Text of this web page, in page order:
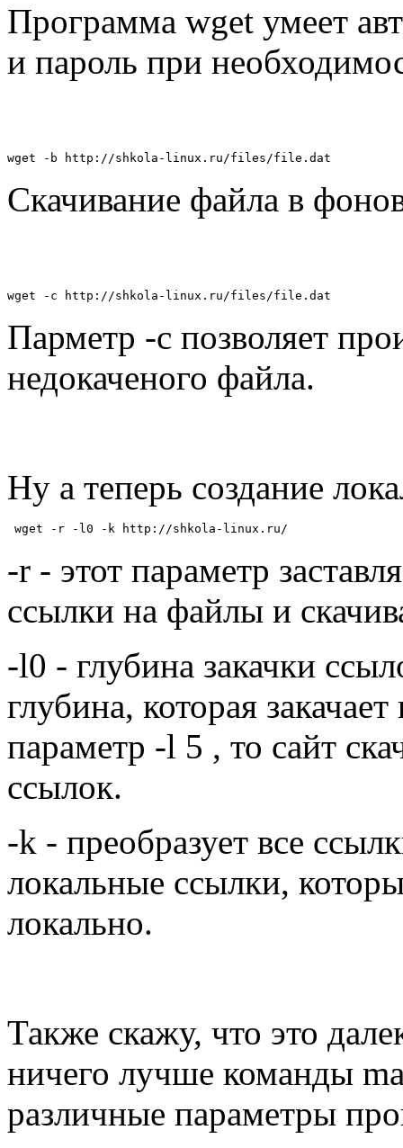
Программа wget умеет
и пароль при
wget -b http://shkola-linux.ru/files/file.dat
Скачивание файла в
wget -c http://shkola-linux.ru/files/file.dat
Парметр -c позволяет
недокаченого файла.
Ну а теперь создание
wget -r -l0 -k http://shkola-linux.ru/
-r - этот параметр
ссылки на файлы и
-l0 - глубина закачки
глубина, которая
параметр -l 5 , то сайт
ссылок.
-k - преобразует все
локальные ссылки,
локально.
Также скажу, что это
ничего лучше команды
различные параметры